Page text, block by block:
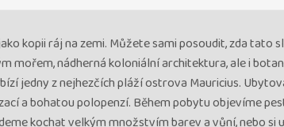
kopii ráj na zemi. Můžete sami posoudit, zda tato
mořem, nádherná koloniální architektura, ale i
jedny z nejhezčích pláží ostrova Mauricius.
a bohatou polopenzí. Během pobytu objevíme
kochat velkým množstvím barev a vůní, nebo si